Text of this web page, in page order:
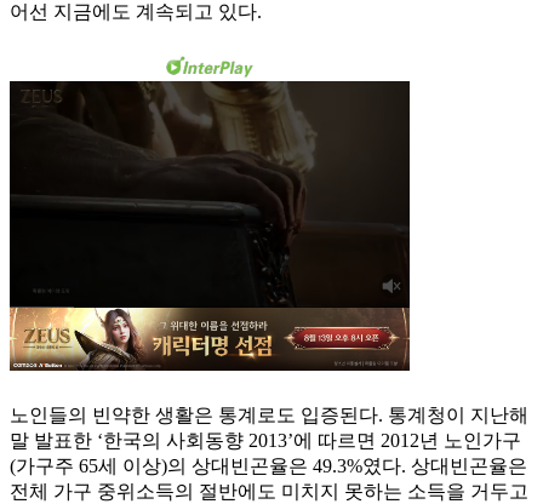
어선 지금에도 계속되고 있다.
노인들의 빈약한 생활은 통계로도 입증된다. 통계청이 지난해
말 발표한 ‘한국의 사회동향 2013’에 따르면 2012년 노인가구
(가구주 65세 이상)의 상대빈곤율은 49.3%였다. 상대빈곤율은
전체 가구 중위소득의 절반에도 미치지 못하는 소득을 거두고